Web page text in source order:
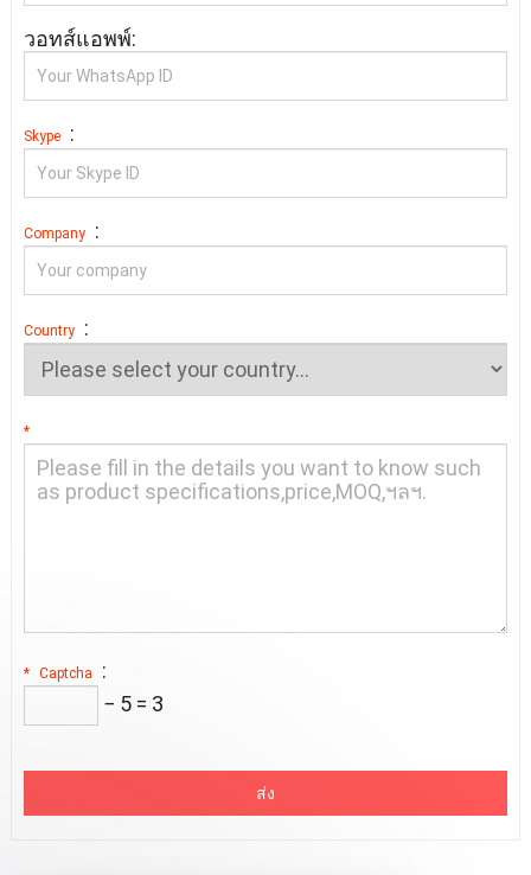
วอทส์แอพพ์:
Skype :
Company :
Country :
*
* Captcha
:
− 5 = 3
ส่ง